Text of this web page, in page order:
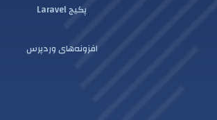
پکیج Laravel
افزونه‌های وردپرس